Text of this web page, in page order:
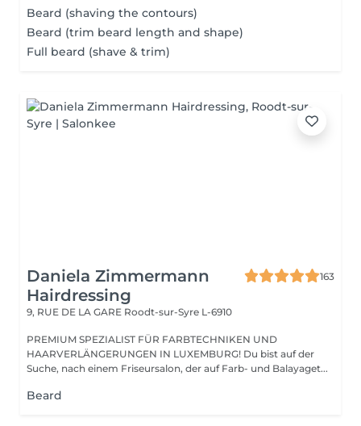
Beard (shaving the contours)
Beard (trim beard length and shape)
Full beard (shave & trim)
Daniela Zimmermann
Hairdressing
163
9, RUE DE LA GARE Roodt-sur-Syre L-6910
PREMIUM SPEZIALIST FÜR FARBTECHNIKEN UND
HAARVERLÄNGERUNGEN IN LUXEMBURG! Du bist auf der
Suche, nach einem Friseursalon, der auf Farb- und Balayaget...
Beard